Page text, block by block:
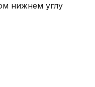
нижнем углу